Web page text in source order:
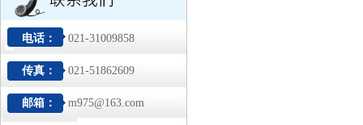
电话： 021-31009858
传真： 021-51862609
邮箱： m975@163.com